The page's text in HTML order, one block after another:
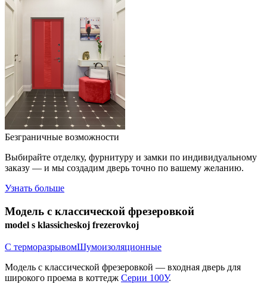
Безграничные возможности
Выбирайте отделку, фурнитуру и замки по индивидуальному
заказу — и мы создадим дверь точно по вашему желанию.
Узнать больше
Модель с классической фрезеровкой
model s klassicheskoj frezerovkoj
С терморазрывомШумоизоляционные
Модель с классической фрезеровкой — входная дверь для
широкого проема в коттедж Серии 100У.